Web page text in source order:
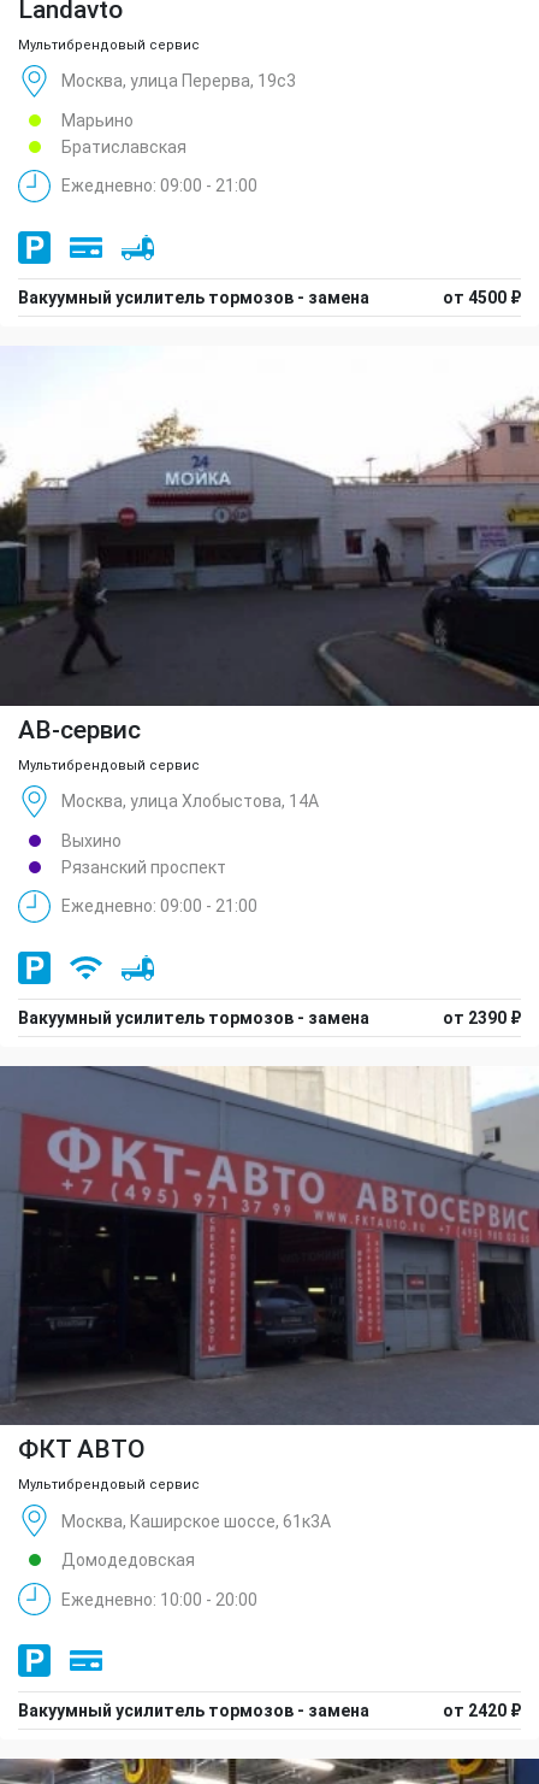
Landavto
Мультибрендовый сервис
Москва, улица Перерва, 19с3
Марьино
Братиславская
Ежедневно: 09:00 - 21:00
Вакуумный усилитель тормозов - замена от 4500 ₽
АВ-сервис
Мультибрендовый сервис
Москва, улица Хлобыстова, 14А
Выхино
Рязанский проспект
Ежедневно: 09:00 - 21:00
Вакуумный усилитель тормозов - замена от 2390 ₽
ФКТ АВТО
Мультибрендовый сервис
Москва, Каширское шоссе, 61к3А
Домодедовская
Ежедневно: 10:00 - 20:00
Вакуумный усилитель тормозов - замена от 2420 ₽